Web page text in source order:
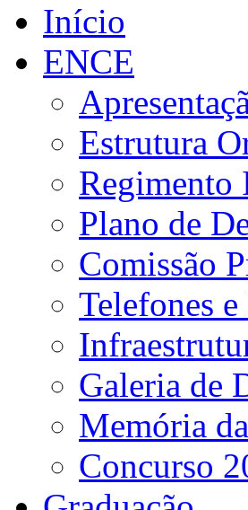
Início
ENCE
Estrutura
Regimento
Plano de
Comissão
Telefones
Galeria de
Memória
Concurso